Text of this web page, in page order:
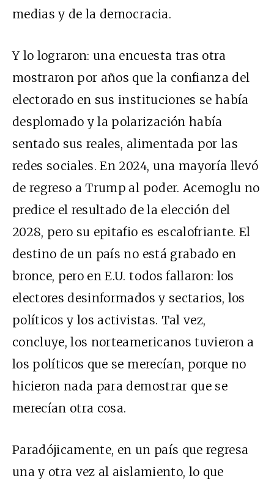
medias y de la democracia.
Y lo lograron: una encuesta tras otra
mostraron por años que la confianza del
electorado en sus instituciones se había
desplomado y la polarización había
sentado sus reales, alimentada por las
redes sociales. En 2024, una mayoría llevó
de regreso a Trump al poder. Acemoglu no
predice el resultado de la elección del
2028, pero su epitafio es escalofriante. El
destino de un país no está grabado en
bronce, pero en E.U. todos fallaron: los
electores desinformados y sectarios, los
políticos y los activistas. Tal vez,
concluye, los norteamericanos tuvieron a
los políticos que se merecían, porque no
hicieron nada para demostrar que se
merecían otra cosa.
Paradójicamente, en un país que regresa
una y otra vez al aislamiento, lo que